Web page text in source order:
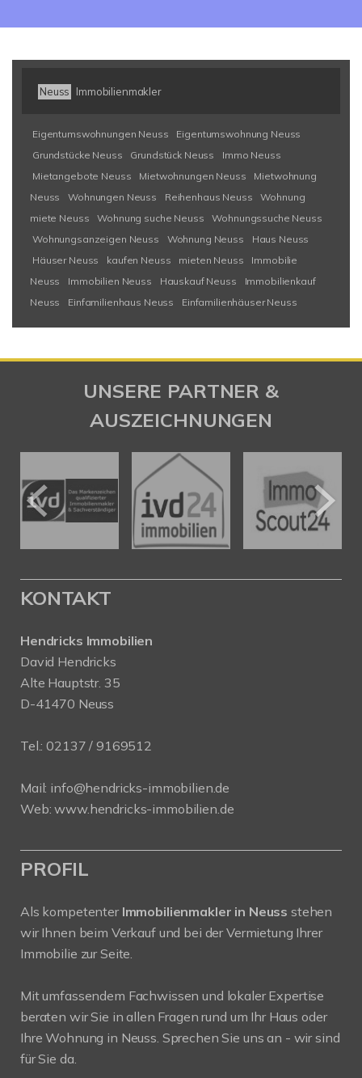
Neuss Immobilienmakler
Eigentumswohnungen Neuss
Eigentumswohnung Neuss
Grundstücke Neuss
Grundstück Neuss
Immo Neuss
Mietangebote Neuss
Mietwohnungen Neuss
Mietwohnung
Neuss
Wohnungen Neuss Reihenhaus Neuss
Wohnung
miete Neuss
Wohnung suche Neuss
Wohnungssuche Neuss
Wohnungsanzeigen Neuss
Wohnung Neuss
Haus Neuss
Häuser Neuss
kaufen Neuss mieten Neuss
Immobilie
Neuss
Immobilien Neuss Hauskauf Neuss
Immobilienkauf
Neuss
Einfamilienhaus Neuss Einfamilienhäuser Neuss
UNSERE PARTNER &
AUSZEICHNUNGEN
KONTAKT
Hendricks Immobilien
David Hendricks
Alte Hauptstr. 35
D-41470 Neuss
Tel.: 02137 / 9169512
Mail: info@hendricks-immobilien.de
Web:www.hendricks-immobilien.de
PROFIL
Als kompetenter Immobilienmakler in Neuss stehen
wir Ihnen beim Verkauf und bei der Vermietung Ihrer
Immobilie zur Seite.
Mit umfassendem Fachwissen und lokaler Expertise
beraten wir Sie in allen Fragen rund um Ihr Haus oder
Ihre Wohnung in Neuss. Sprechen Sie uns an - wir sind
für Sie da.